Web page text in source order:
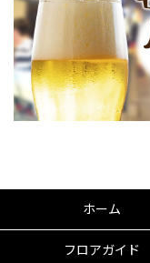
ホーム
フロアガイド